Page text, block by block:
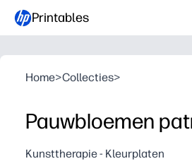
Printables
Home>Collecties>
Pauwbloemen
Kunsttherapie - Kleurplaten